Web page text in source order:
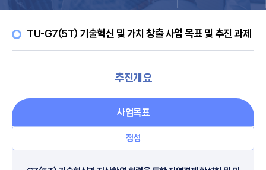
TU-G7(5T) 기술혁신 및 가치 창출 사업 목표 및 추진 과제
추진개요
사업목표
정성